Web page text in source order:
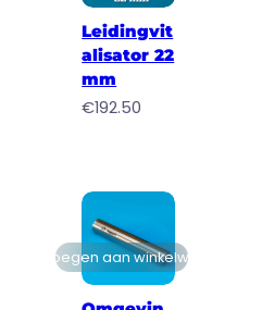
Leidingvit
alisator 22
mm
€192.50
Toevoegen aan winkelwagen